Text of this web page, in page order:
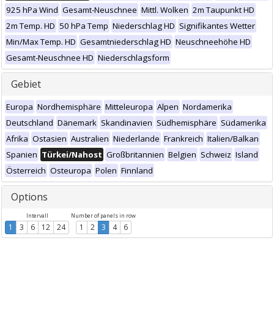
925 hPa Wind Gesamt-Neuschnee Mittl. Wolken 2m Taupunkt HD
2m Temp. HD 50 hPa Temp Niederschlag HD Signifikantes Wetter
Min/Max Temp. HD Gesamtniederschlag HD Neuschneehöhe HD
Gesamt-Neuschnee HD Niederschlagsform
Gebiet
Europa Nordhemisphäre Mitteleuropa Alpen Nordamerika
Deutschland Dänemark Skandinavien Südhemisphäre Südamerika
Afrika Ostasien Australien Niederlande Frankreich Italien/Balkan
Spanien Türkei/Nahost Großbritannien Belgien Schweiz Island
Österreich Osteuropa Polen Finnland
Options
Intervall
1 3 6 12 24
Number of panels in row
1 2 3 4 6